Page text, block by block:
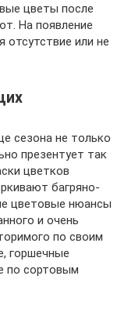
цветы после
На появление
отсутствие или не
сезона не только
презентует так
цветков
багряно-
цветовые нюансы
и очень
по своим
горшечные
по сортовым